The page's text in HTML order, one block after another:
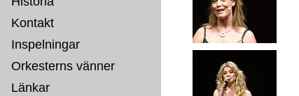
Kontakt
Inspelningar
Orkesterns vänner
Länkar